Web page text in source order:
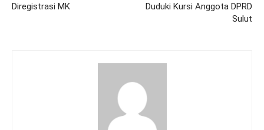
Diregistrasi MK
Duduki Kursi Anggota DPRD
Sulut